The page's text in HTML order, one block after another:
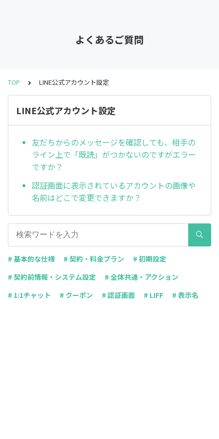
よくあるご質問
TOP LINE公式アカウント設定
LINE公式アカウント設定
友だちからのメッセージを確認しても、相手の
ライン上で「既読」がつかないのですがエラー
ですか？
認証画面に表示されているアカウントの画像や
名前はどこで変更できますか？
# 基本的な仕様 # 契約・料金プラン
# 初期設定
# 契約前情報・システム設定
# 全体共通・アクション
# 1:1チャット
# クーポン # 認証画面 # LIFF # 表示名